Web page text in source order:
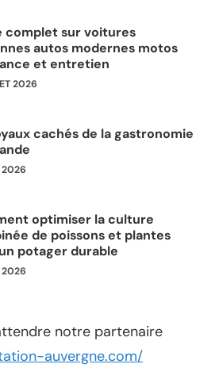
complet sur voitures
autos modernes motos
et entretien
2026
cachés de la gastronomie
2026
optimiser la culture
de poissons et plantes
potager durable
2026
notre partenaire
auvergne.com/